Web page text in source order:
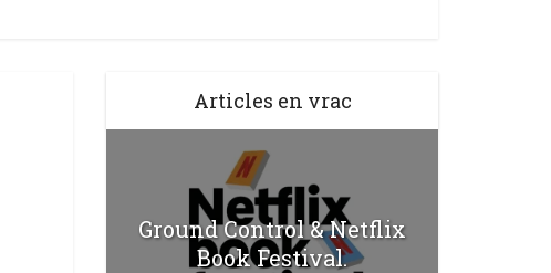
Articles en vrac
Ground Control & Netflix
Book Festival.